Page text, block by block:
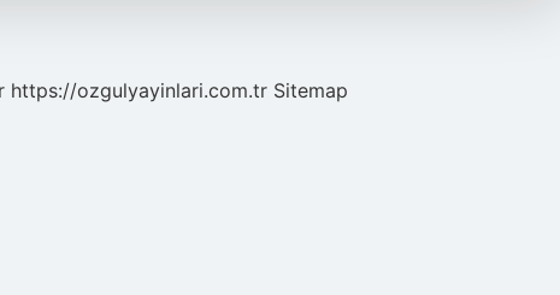
https://ozgulyayinlari.com.tr Sitemap